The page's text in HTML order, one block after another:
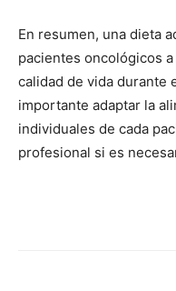
En resumen, una dieta
pacientes oncológicos
calidad de vida durante
importante adaptar la
individuales de cada
profesional si es